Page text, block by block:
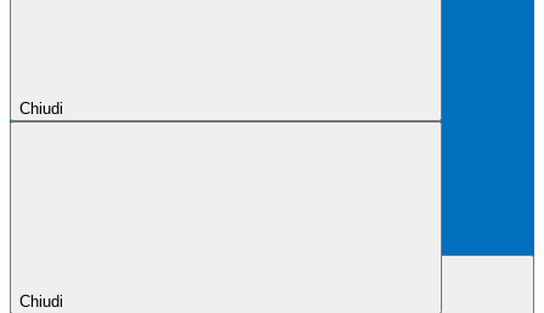
Chiudi
Chiudi